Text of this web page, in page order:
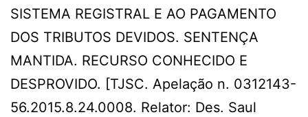
SISTEMA REGISTRAL E AO PAGAMENTO
DOS TRIBUTOS DEVIDOS. SENTENÇA
MANTIDA. RECURSO CONHECIDO E
DESPROVIDO. [TJSC. Apelação n. 0312143-
56.2015.8.24.0008. Relator: Des. Saul